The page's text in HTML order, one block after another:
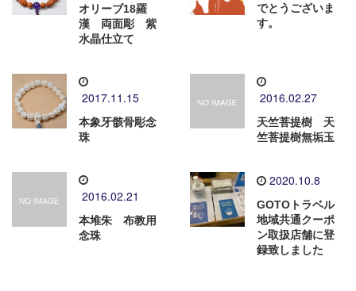
オリーブ18羅
漢 両面彫 紫
水晶仕立て
でとうございま
す。
2017.11.15
本象牙骸骨彫念
珠
2016.02.27
天竺菩提樹 天
竺菩提樹無垢玉
2016.02.21
本堆朱 布教用
念珠
2020.10.8
GOTOトラベル
地域共通クーポ
ン取扱店舗に登
録致しました